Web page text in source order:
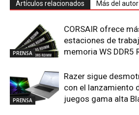
Artículos relacionados Más del autor
PRENSA
CORSAIR ofrece
estaciones de
memoria WS DDR5
PRENSA
Razer sigue
con el lanzamiento
juegos gama alta